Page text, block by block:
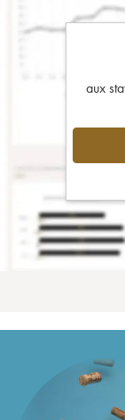
aux